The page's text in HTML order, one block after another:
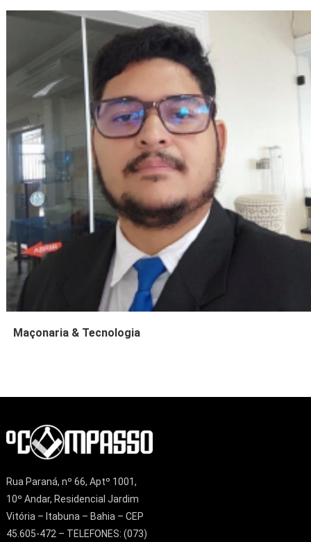
Maçonaria & Tecnologia
Rua Paraná, nº 66, Aptº 1001,
10º Andar, Residencial Jardim
Vitória – Itabuna – Bahia – CEP
45.605-472 – TELEFONES: (073)